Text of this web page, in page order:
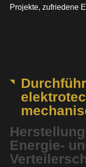
Projekte, zufriedene
Energie-